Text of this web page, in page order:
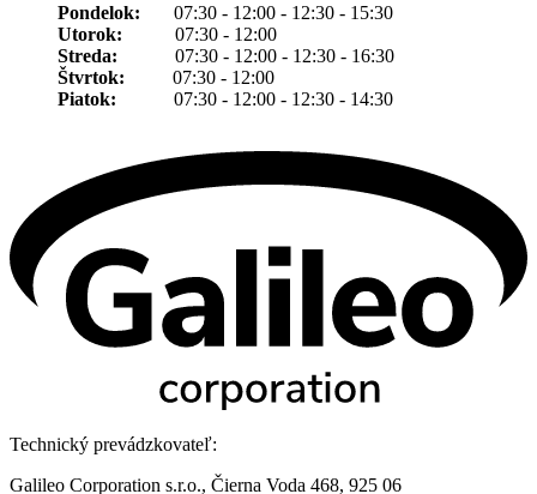
Pondelok: 07:30 - 12:00 - 12:30 - 15:30
Utorok: 07:30 - 12:00
Streda: 07:30 - 12:00 - 12:30 - 16:30
Štvrtok: 07:30 - 12:00
Piatok: 07:30 - 12:00 - 12:30 - 14:30
Technický prevádzkovateľ:
Galileo Corporation s.r.o., Čierna Voda 468, 925 06